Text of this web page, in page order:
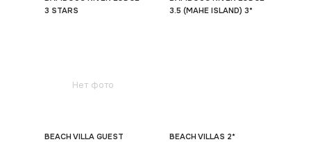
3 STARS
3.5 (MAHE ISLAND) 3*
Нет фото
BEACH VILLA GUEST
BEACH VILLAS 2*